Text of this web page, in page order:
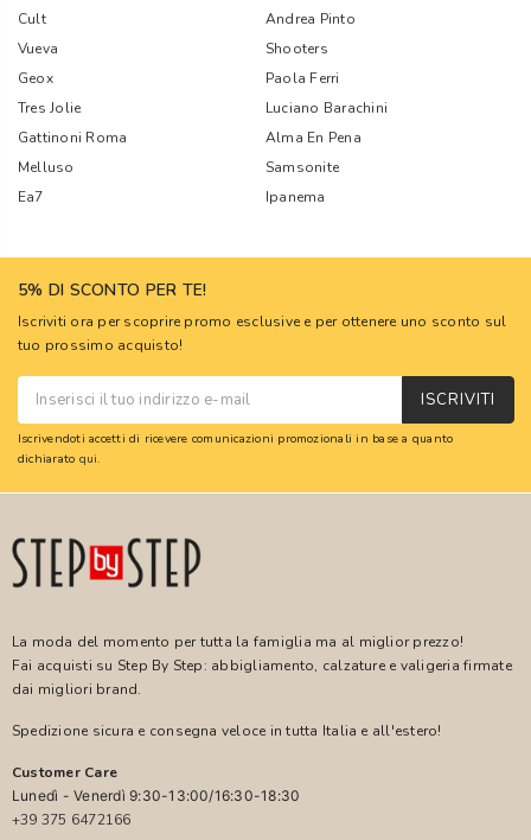
Cult
Andrea Pinto
Vueva
Shooters
Geox
Paola Ferri
Tres Jolie
Luciano Barachini
Gattinoni Roma
Alma En Pena
Melluso
Samsonite
Ea7
Ipanema
5% DI SCONTO PER TE!
Iscriviti ora per scoprire promo esclusive e per ottenere uno sconto sul
tuo prossimo acquisto!
ISCRIVITI
Iscrivendoti accetti di ricevere comunicazioni promozionali in base a quanto
dichiarato qui.
La moda del momento per tutta la famiglia ma al miglior prezzo!
Fai acquisti su Step By Step: abbigliamento, calzature e valigeria firmate
dai migliori brand.
Spedizione sicura e consegna veloce in tutta Italia e all'estero!
Customer Care
Lunedì - Venerdì 9:30-13:00/16:30-18:30
+39 375 6472166